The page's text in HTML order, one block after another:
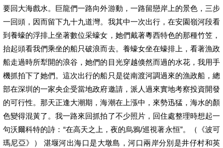
要回大海戲水。巨龍們一路向外游動，一路留戀岸上的景色，三步
一回頭，因而留下九十九道灣。我其中一次出行，在安園嶺河段看
到養蠔的浮排上坐著數位采蠔女，她們戴著粵西特色的那種竹笠，
抬起頭看我們乘坐的船只破浪而去。養蠔女坐在蠔排上，看著漁政
船走過時所犁開的浪谷，她們的目光穿越倏然而過的水花，我用手
機抓拍下了她們。這次出行的船只是從南渡河調過來的漁政船，總
部在深圳的一家央企受當地政府邀請，派人過來實地考察投資開發
的可行性。那天正逢大潮期，海潮在上漲中，來勢迅猛，海水的顏
色變得混黃了。我一路來回抓拍了不少照片，回住處整理時想起一
句沃爾科特的詩：“在高天之上，夜的烏鴉/巡視著永恒”。（《波可
瑪尼亞》） 湛堰河出海口是大墩島，河口兩岸分別是井仔村和英